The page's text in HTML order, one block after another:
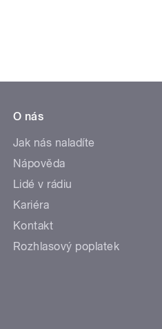
O nás
Jak nás naladíte
Nápověda
Lidé v rádiu
Kariéra
Kontakt
Rozhlasový poplatek